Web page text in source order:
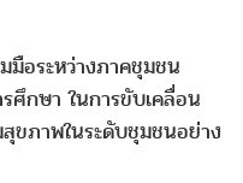
มือระหว่างภาคชุมชน
ศึกษา ในการขับเคลื่อน
ขภาพในระดับชุมชนอย่าง